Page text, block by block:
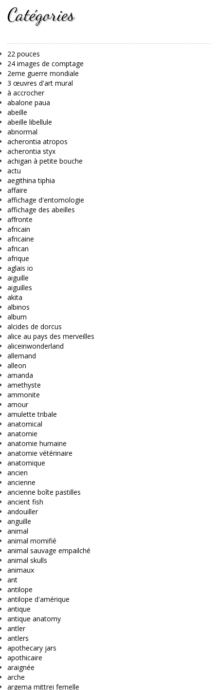
Catégories
22 pouces
24 images de comptage
2eme guerre mondiale
3 œuvres d'art mural
à accrocher
abalone paua
abeille
abeille libellule
abnormal
acherontia atropos
acherontia styx
achigan à petite bouche
actu
aegithina tiphia
affaire
affichage d'entomologie
affichage des abeilles
affronte
africain
africaine
african
afrique
aglais io
aiguille
aiguilles
akita
albinos
album
alcides de dorcus
alice au pays des merveilles
aliceinwonderland
allemand
alleon
amanda
amethyste
ammonite
amour
amulette tribale
anatomical
anatomie
anatomie humaine
anatomie vétérinaire
anatomique
ancien
ancienne
ancienne boîte pastilles
ancient fish
andouiller
anguille
animal
animal momifié
animal sauvage empailché
animal skulls
animaux
ant
antilope
antilope d'amérique
antique
antique anatomy
antler
antlers
apothecary jars
apothicaire
araignée
arche
argema mittrei femelle